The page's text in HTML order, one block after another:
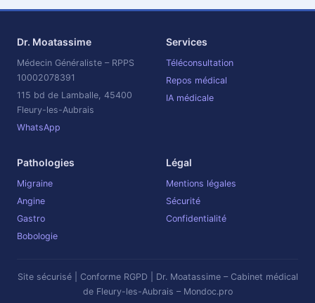
Dr. Moatassime
Médecin Généraliste – RPPS
10002078391
115 bd de Lamballe, 45400
Fleury-les-Aubrais
WhatsApp
Services
Téléconsultation
Repos médical
IA médicale
Pathologies
Migraine
Angine
Gastro
Bobologie
Légal
Mentions légales
Sécurité
Confidentialité
Site sécurisé | Conforme RGPD | Dr. Moatassime – Cabinet médical
de Fleury-les-Aubrais – Mondoc.pro